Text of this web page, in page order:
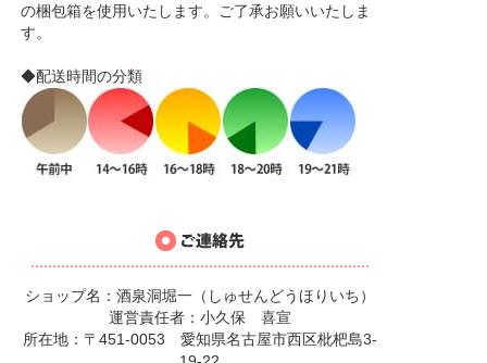
の梱包箱を使用いたします。ご了承お願いいたしま
す。
◆配送時間の分類
ショップ名：酒泉洞堀一（しゅせんどうほりいち）
運営責任者：小久保 喜宣
所在地：〒451-0053 愛知県名古屋市西区枇杷島3-